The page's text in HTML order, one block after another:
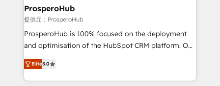
empowering our clients and developing their
autonomy. Get to grips with HubSpot through
guided implementation and seamless integration of
the CRM platform into your digital ecosystem. Would
marketing strategy? We'll provide support tailored
to your needs and sales objectives. With 125+
ProsperoHub
提供元：ProsperoHub
ProsperoHub is 100% focused on the deployment
and optimisation of the HubSpot CRM platform. Our
highly experienced team of solutions experts will
ensure that you achieve maximum adoption and
ROI from your HubSpot investment. Use our
Elite5.0